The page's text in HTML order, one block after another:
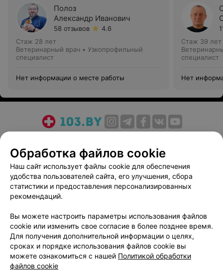
Полоз
Александр Иванович
58 отзывов
4.6
Стаж 28 лет
Ветеринарный врач • Узкопрофильный
специалист
Нет информации о месте работы
Стаж 39 лет
специалист
Нет
Медицинский маркетинг
Публичный договор
Пользовательское соглашение
Способы оплаты
Вакансии
Партнеры
Написать руководителю 103.by
Персональные настройки cookie
Обработка персональных данных
Обработка файлов cookie
Наш сайт использует файлы cookie для обеспечения
удобства пользователей сайта, его улучшения, сбора
статистики и предоставления персонализированных
рекомендаций.
Вы можете настроить параметры использования файлов
cookie или изменить свое согласие в более позднее время.
Для получения дополнительной информации о целях,
сроках и порядке использования файлов cookie вы
можете ознакомиться с нашей Политикой обработки
файлов cookie